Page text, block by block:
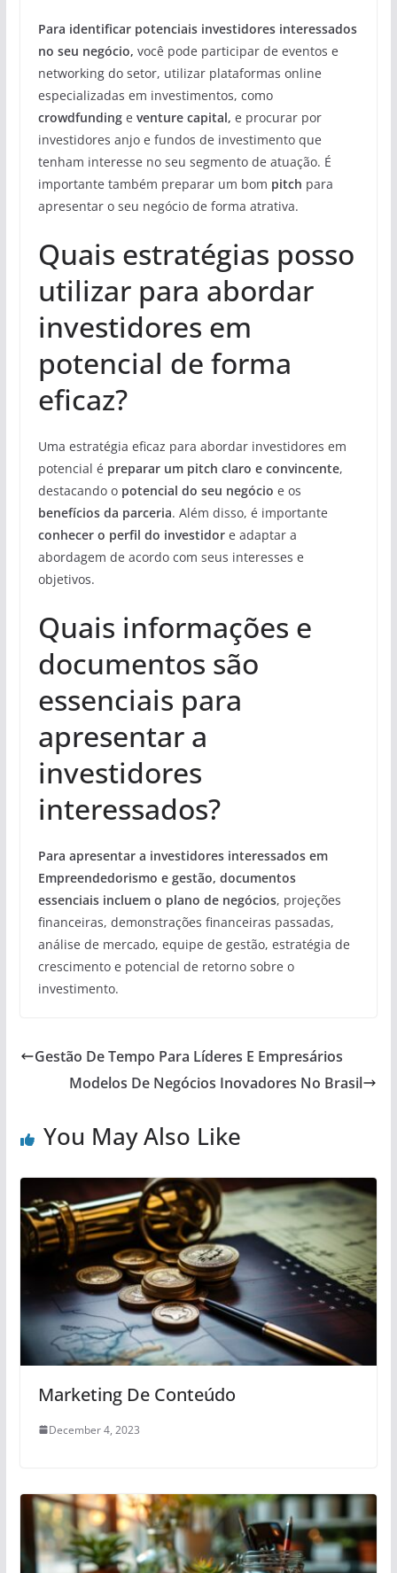
Para identificar potenciais investidores interessados
no seu negócio, você pode participar de eventos e
networking do setor, utilizar plataformas online
especializadas em investimentos, como
crowdfundinge venture capital, e procurar por
investidores anjo e fundos de investimento que
tenham interesse no seu segmento de atuação. É
importante também preparar um bom pitch para
apresentar o seu negócio de forma atrativa.
Quais estratégias posso
utilizar para abordar
investidores em
potencial de forma
eficaz?
Uma estratégia eficaz para abordar investidores em
potencial é preparar um pitch claro e convincente,
destacando o potencial do seu negócio e os
benefícios da parceria. Além disso, é importante
conhecer o perfil do investidore adaptar a
abordagem de acordo com seus interesses e
objetivos.
Quais informações e
documentos são
essenciais para
apresentar a
investidores
interessados?
Para apresentar a investidores interessados em
Empreendedorismo e gestão, documentos
essenciais incluem o plano de negócios, projeções
financeiras, demonstrações financeiras passadas,
análise de mercado, equipe de gestão, estratégia de
crescimento e potencial de retorno sobre o
investimento.
Gestão De Tempo Para Líderes E Empresários
Modelos De Negócios Inovadores No Brasil
You May Also Like
Marketing De Conteúdo
December 4, 2023